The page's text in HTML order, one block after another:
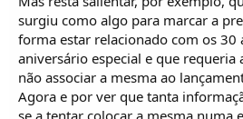
surgiu como algo para marcar a
forma estar relacionado com os 30
aniversário especial e que
não associar a mesma ao
Agora e por ver que tanta